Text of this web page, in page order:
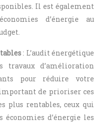
Il est également
d’énergie au
: L’audit énergétique
travaux d’amélioration
pour réduire votre
de prioriser ces
plus rentables, ceux qui
d’énergie les